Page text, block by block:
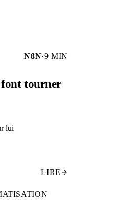
N8N·9 MIN
tourner
lui
LIRE